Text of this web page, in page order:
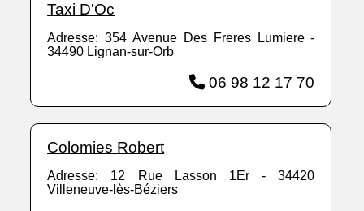
Taxi D'Oc
Adresse: 354 Avenue Des Freres Lumiere -
34490 Lignan-sur-Orb
06 98 12 17 70
Colomies Robert
Adresse: 12 Rue Lasson 1Er - 34420
Villeneuve-lès-Béziers